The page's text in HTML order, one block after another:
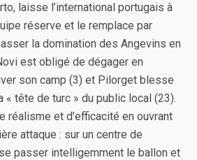
laisse l’international portugais à
réserve et le remplace par
la domination des Angevins en
est obligé de dégager en
son camp (3) et Pilorget blesse
« tête de turc » du public local (23).
réalisme et d’efficacité en ouvrant
attaque : sur un centre de
passer intelligemment le ballon et